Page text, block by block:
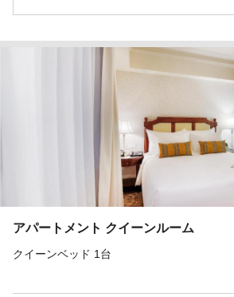
アパートメント クイーンルーム
クイーンベッド 1台